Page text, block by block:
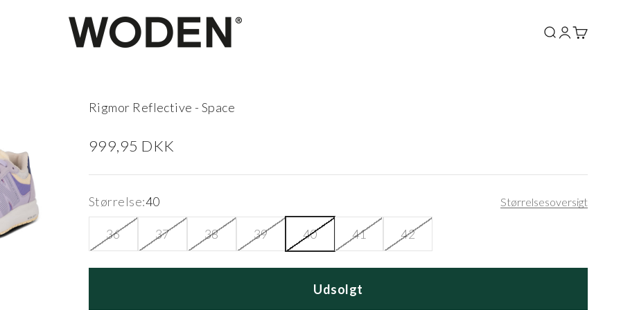
woden.dk
SøgLog ind
Kurv
Rigmor Reflective - Space
Salgspris
999,95 DKK
Størrelse:40 Størrelsesoversigt
36 37 38 39 40 41 42
Udsolgt